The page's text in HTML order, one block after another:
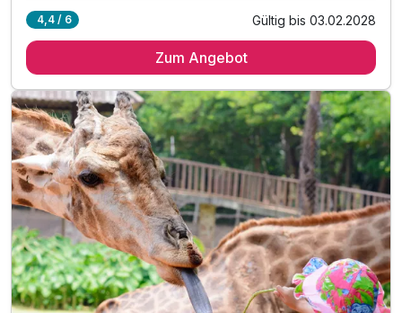
1 x reichhaltiges Frühstück vom Buffet
inkl. WLAN-Nutzung
Bitte beachten Sie, dass vor Ort
Barzahlung möglich ist!
4,4 / 6 Gültig bis 03.02.2028
Zum Angebot